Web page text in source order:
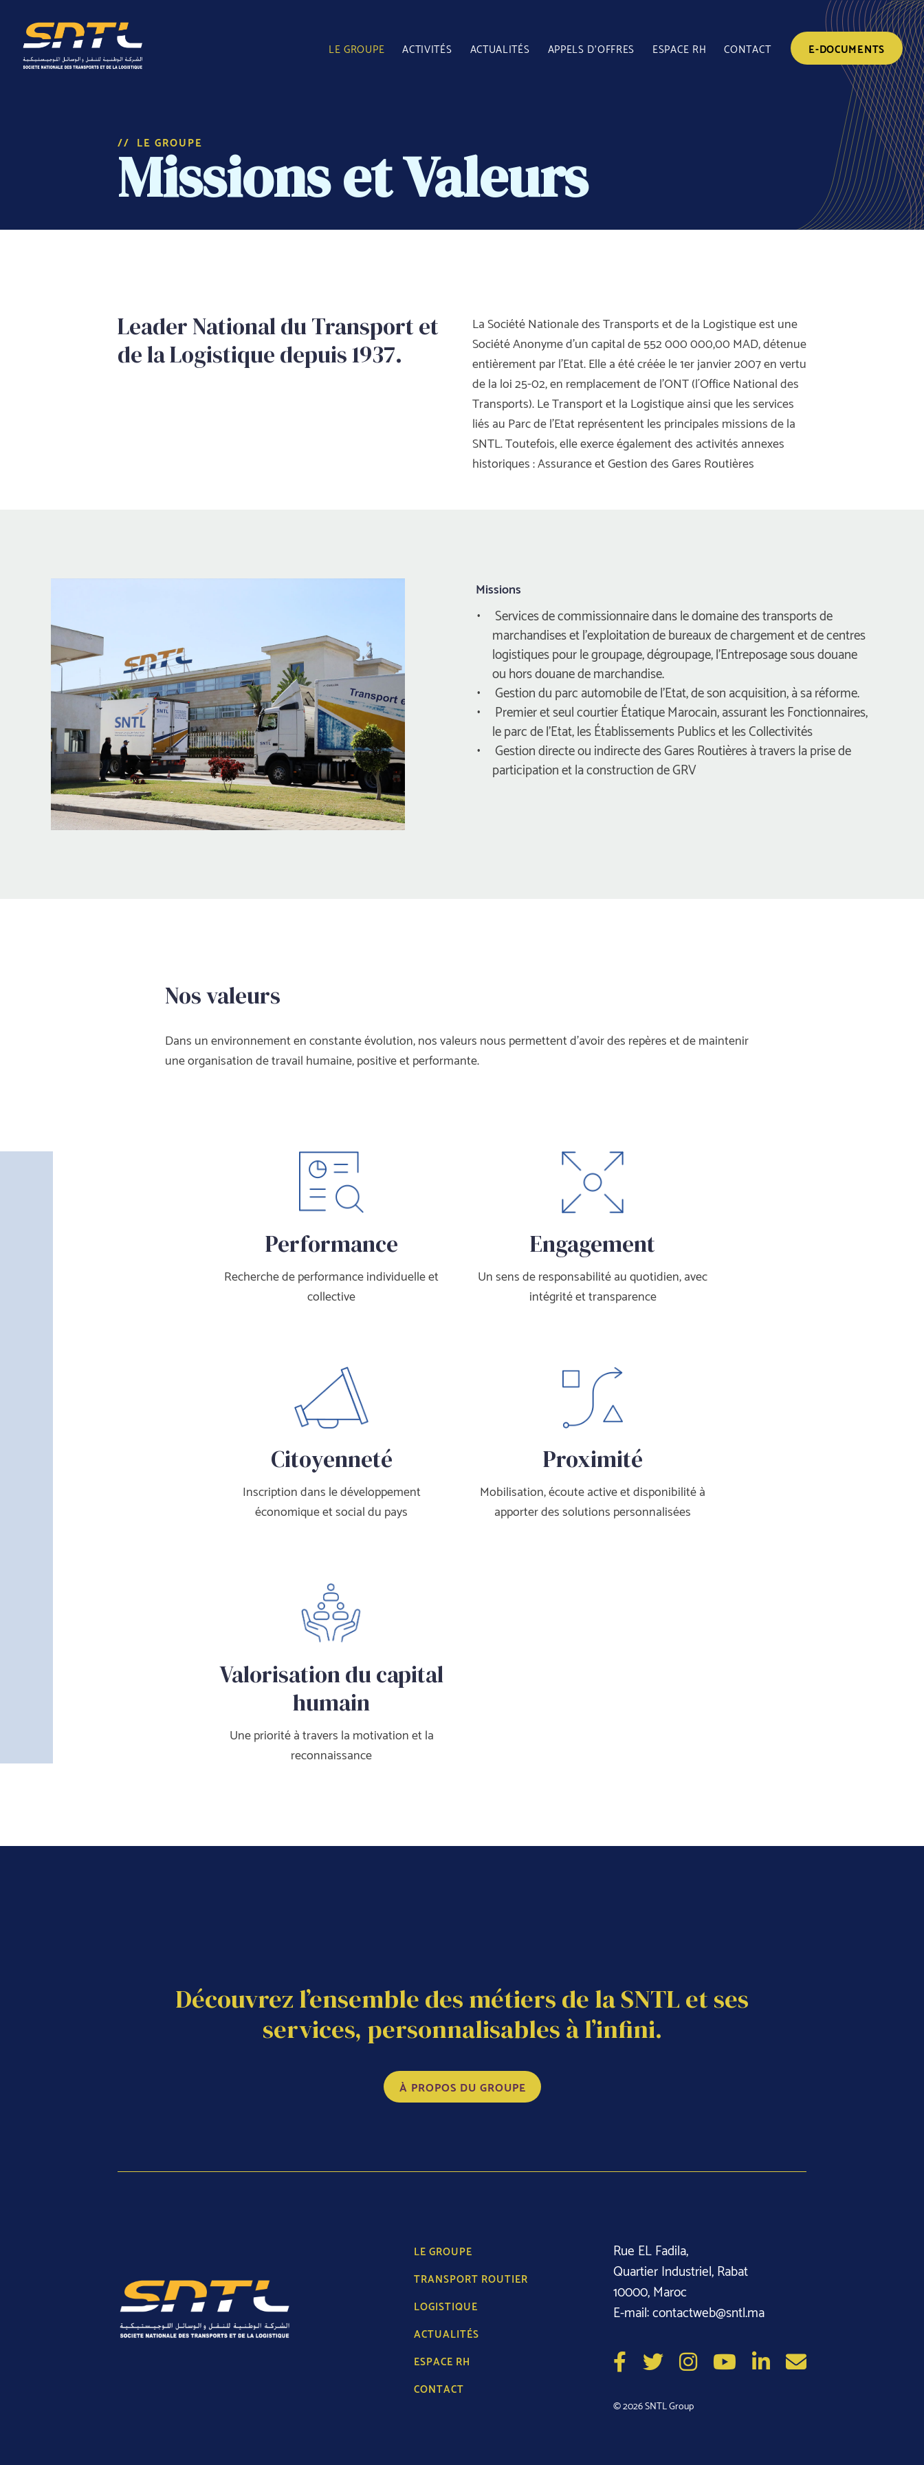
LE GROUPE ACTIVITÉS ACTUALITÉS APPELS D'OFFRES ESPACE RH CONTACT E-DOCUMENTS
LE GROUPE
Missions et Valeur
Leader National du Transport et
de la Logistique depuis 1937.
La Société Nationale des Transports et de la Logistique est une
Société Anonyme d’un capital de 552 000 000,00 MAD, détenue
entièrement par l’Etat. Elle a été créée le 1er janvier 2007 en vertu
de la loi 25-02, en remplacement de l’ONT (l´Office National des
Transports). Le Transport et la Logistique ainsi que les services
liés au Parc de l’Etat représentent les principales missions de la
SNTL. Toutefois, elle exerce également des activités annexes
historiques : Assurance et Gestion des Gares Routières
Mission
Services de commissionnaire dans le domaine des transports de
marchandises et l’exploitation de bureaux de chargement et de centres
logistiques pour le groupage, dégroupage, l’Entreposage sous douane
ou hors douane de marchandise.
Gestion du parc automobile de l’Etat, de son acquisition, à sa réforme.
Premier et seul courtier Étatique Marocain, assurant les Fonctionnaires,
le parc de l’Etat, les Établissements Publics et les Collectivités
Gestion directe ou indirecte des Gares Routières à travers la prise de
participation et la construction de GRV
Nos valeur
Dans un environnement en constante évolution, nos valeurs nous permettent d’avoir des repères et de maintenir
une organisation de travail humaine, positive et performante.
Performance
Recherche de performance individuelle et
collective
Engagement
Un sens de responsabilité au quotidien, avec
intégrité et transparence
Citoyenneté
Inscription dans le développement
économique et social du pay
Proximité
Mobilisation, écoute active et disponibilité à
apporter des solutions personnalisée
Valorisation du capital
humain
Une priorité à travers la motivation et la
reconnaissance
Découvrez l’ensemble des métiers de la SNTL et ses
ervices, personnalisables à l’infini.
À PROPOS DU GROUPE
LE GROUPE
TRANSPORT ROUTIER
LOGISTIQUE
ACTUALITÉS
ESPACE RH
CONTACT
Rue EL Fadila,
Quartier Industriel, Rabat
10000, Maroc
E-mail: contactweb@sntl.ma
© 2026 SNTL Group